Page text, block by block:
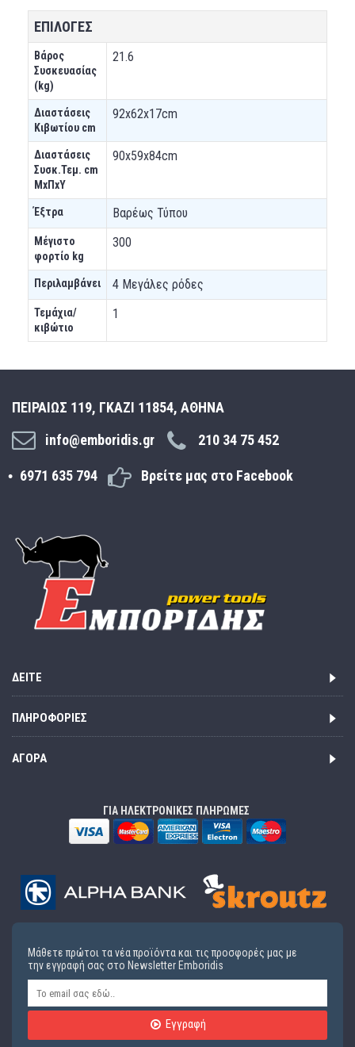
ΕΠΙΛΟΓΕΣ
Βάρος
Συσκευασίας
(kg)
21.6
Διαστάσεις
Κιβωτίου cm
92x62x17cm
Διαστάσεις
Συσκ.Τεμ. cm
ΜxΠxΥ
90x59x84cm
Έξτρα Βαρέως Τύπου
Μέγιστο
φορτίο kg
300
Περιλαμβάνει 4 Μεγάλες ρόδες
Τεμάχια/
κιβώτιο
1
ΠΕΙΡΑΙΩΣ 119, ΓΚΑΖΙ 11854, ΑΘΗΝΑ
info@emboridis.gr
210 34 75 452
6971 635 794 Βρείτε μας στο Facebook
ΔΕΊΤΕ
ΠΛΗΡΟΦΟΡΊΕΣ
ΑΓΟΡΆ
ΓΙΑ ΗΛΕΚΤΡΟΝΙΚΕΣ ΠΛΗΡΩΜΕΣ
Μάθετε πρώτοι τα νέα προϊόντα και τις προσφορές μας με
την εγγραφή σας στο Newsletter Emboridis
Εγγραφή